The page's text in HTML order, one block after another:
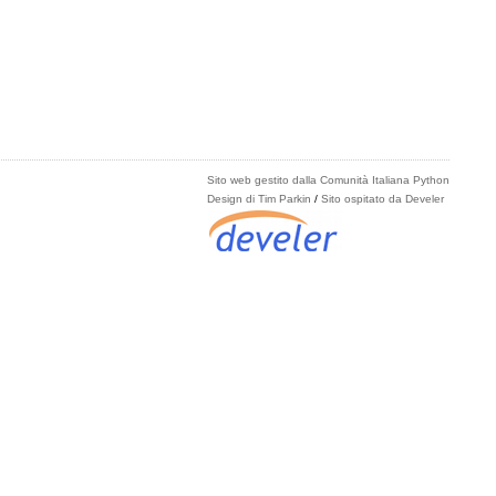
Sito web gestito dalla Comunità Italiana Python
Design di Tim Parkin /Sito ospitato da Develer